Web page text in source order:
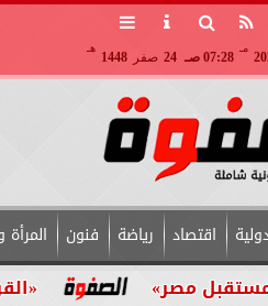
مـ
07:28 صـ 24 صفر 1448
هـ
اقتصاد رياضة فنون
«القومي مصر»